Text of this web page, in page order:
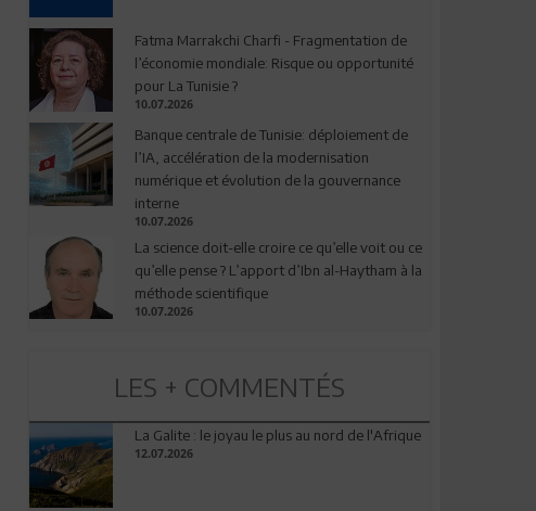
Fatma Marrakchi Charfi - Fragmentation de
l’économie mondiale: Risque ou opportunité
pour La Tunisie ?
10.07.2026
Banque centrale de Tunisie: déploiement de
l’IA, accélération de la modernisation
numérique et évolution de la gouvernance
interne
10.07.2026
La science doit-elle croire ce qu’elle voit ou ce
qu’elle pense ? L’apport d’Ibn al-Haytham à la
méthode scientifique
10.07.2026
LES + COMMENTÉS
La Galite : le joyau le plus au nord de l'Afrique
12.07.2026